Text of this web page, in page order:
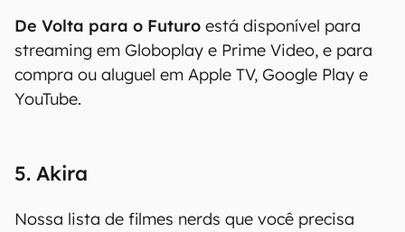
De Volta para o Futuro está disponível para
streaming em Globoplay e Prime Video, e para
compra ou aluguel em Apple TV, Google Play e
YouTube.
5. Akira
Nossa lista de filmes nerds que você precisa